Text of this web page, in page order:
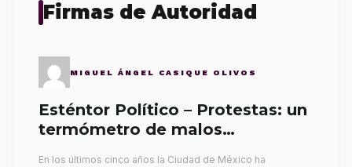
Firmas de Autoridad
MIGUEL ÁNGEL CASIQUE OLIVOS
Esténtor Político – Protestas: un
termómetro de malos
En los últimos cinco años la Ciudad de México ha